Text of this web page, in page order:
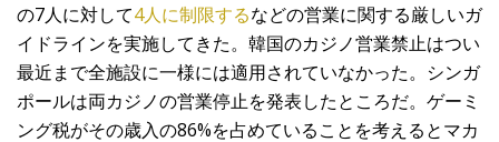
の7人に対して4人に制限するなどの営業に関する厳しいガ
イドラインを実施してきた。韓国のカジノ営業禁止はつい
最近まで全施設に一様には適用されていなかった。シンガ
ポールは両カジノの営業停止を発表したところだ。ゲーミ
ング税がその歳入の86%を占めていることを考えるとマカ